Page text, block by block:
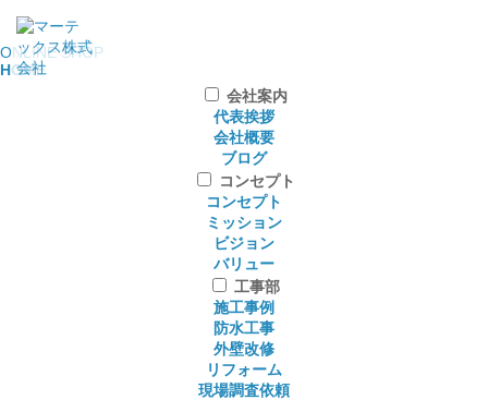
ONLINE SHOP
HOME
会社案内
代表挨拶
会社概要
ブログ
コンセプト
コンセプト
ミッション
ビジョン
バリュー
工事部
施工事例
防水工事
外壁改修
リフォーム
現場調査依頼